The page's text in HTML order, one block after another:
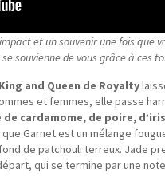
et un souvenir une fois que
souvienne de vous grâce à ces
King and Queen de Royalty
et femmes, elle passe
de cardamome, de poire,
Garnet est un mélange
de patchouli terreux. Jade
qui se termine par une